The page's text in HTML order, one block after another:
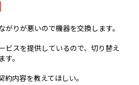
がりが悪いので機器を交換します。
ビスを提供しているので、切り替え
。
内容を教えてほしい。